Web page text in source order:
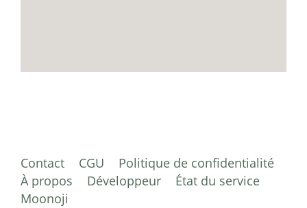
Contact CGU
Politique de confidentialité
À propos
Développeur
État du service
Moonoji